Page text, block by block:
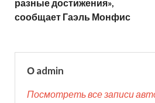
разные достижения»,
сообщает Гаэль Монфис
О admin
Посмотреть все записи